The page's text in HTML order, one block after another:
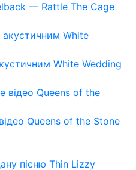
— Rattle The Cage
White Wedding
Queens of the Stone